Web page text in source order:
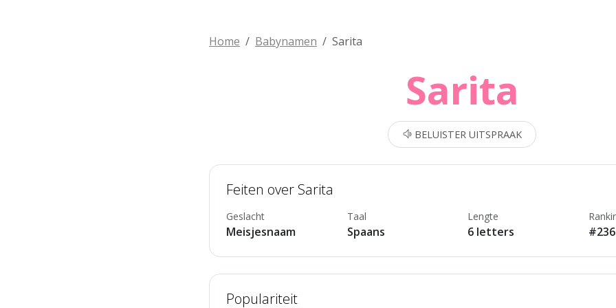
Home Babynamen Sarita
Sarita
BELUISTER UITSPRAAK
Feiten over Sarita
Geslacht
Meisjesnaam
Taal
Spaans
Lengte
6 letters
Populariteit